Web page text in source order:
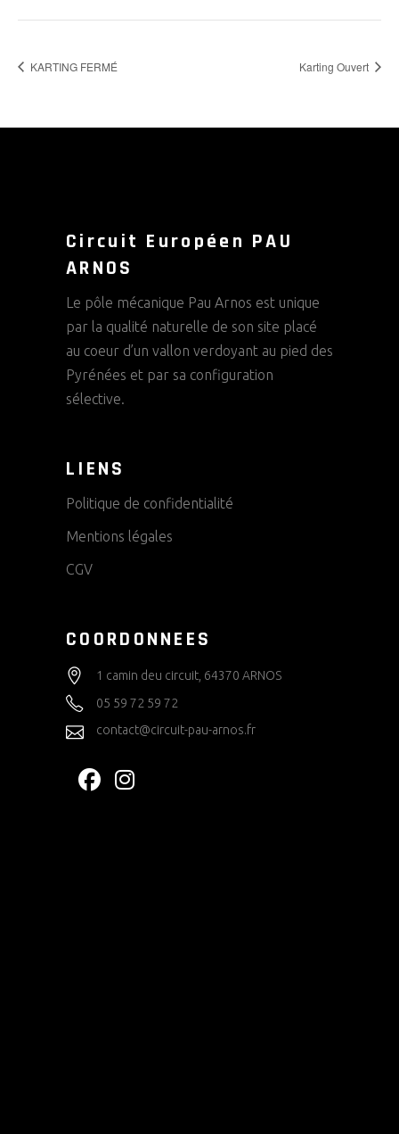
KARTING FERMÉ Karting Ouvert
Circuit Européen PAU
ARNOS
Le pôle mécanique Pau Arnos est unique
par la qualité naturelle de son site placé
au coeur d’un vallon verdoyant au pied des
Pyrénées et par sa configuration
sélective.
LIENS
Politique de confidentialité
Mentions légales
CGV
COORDONNEES
1 camin deu circuit, 64370 ARNOS
05 59 72 59 72
contact@circuit-pau-arnos.fr